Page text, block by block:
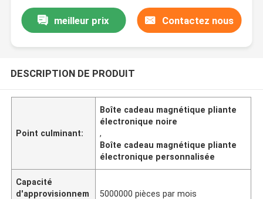
meilleur prix Contactez nous
DESCRIPTION DE PRODUIT
Point culminant:
Boîte cadeau magnétique pliante
électronique noire
,
Boîte cadeau magnétique pliante
électronique personnalisée
Capacité
d'approvisionnem
5000000 pièces par mois